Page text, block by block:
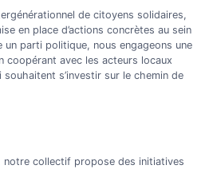
de citoyens solidaires,
en place d’actions concrètes au sein
un parti politique, nous engageons une
coopérant avec les acteurs locaux
s’investir sur le chemin de
notre collectif propose des initiatives